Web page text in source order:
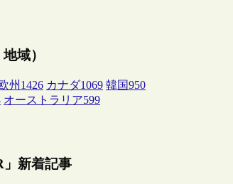
域）
州 1426 カナダ1069 韓国950
オーストラリア599
」新着記事